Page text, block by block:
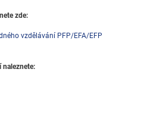
zde:
vzdělávání PFP/EFA/EFP
naleznete: